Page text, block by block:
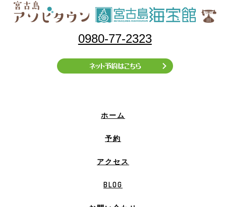
0980-77-2323
ホーム
予約
アクセス
BLOG